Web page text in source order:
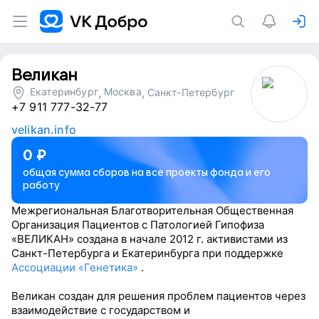
Великан
Екатеринбург, Москва, Санкт-Петербург
+7 911 777-32-77
velikan.info
0 ₽
общая сумма сборов на все проекты фонда и его
работу
Межрегиональная Благотворительная Общественная
Организация Пациентов с Патологией Гипофиза
«ВЕЛИКАН» создана в начале 2012 г. активистами из
Санкт-Петербурга и Екатеринбурга при поддержке
Ассоциации «Генетика» .
Великан создан для решения проблем пациентов через
взаимодействие с государством и